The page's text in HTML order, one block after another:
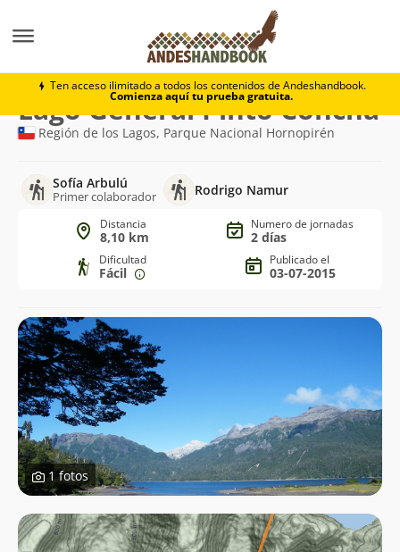
Ten acceso ilimitado a todos los contenidos de Andeshandbook.
Comienza aquí tu prueba gratuita.
Lago General Pinto Concha
Ruta
de
Lago General Pinto Concha
Región de los Lagos, Parque Nacional Hornopirén
Sofía Arbulú
Primer colaborador Rodrigo Namur
Distancia
8,10 km
Numero de jornadas
2 días
Dificultad
Fácil
Publicado el
03-07-2015
1 fotos